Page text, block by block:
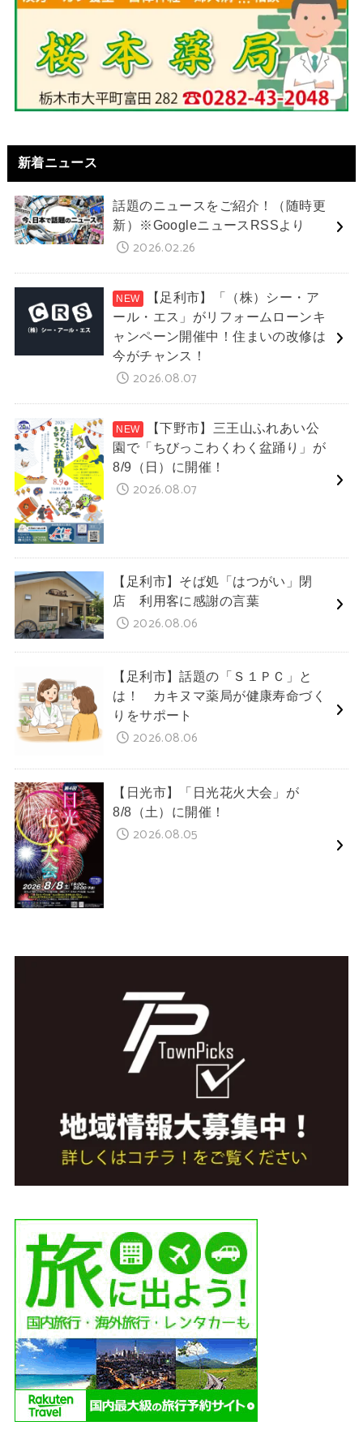
新着ニュース
話題のニュースをご紹介！（随時更
新）※GoogleニュースRSSより
2026.02.26
【足利市】「（株）シー・ア
ール・エス」がリフォームローンキ
ャンペーン開催中！住まいの改修は
今がチャンス！
2026.08.07
【下野市】三王山ふれあい公
園で「ちびっこわくわく盆踊り」が
8/9（日）に開催！
2026.08.07
【足利市】そば処「はつがい」閉
店 利用客に感謝の言葉
2026.08.06
【足利市】話題の「Ｓ１ＰＣ」と
は！ カキヌマ薬局が健康寿命づく
りをサポート
2026.08.06
【日光市】「日光花火大会」が
8/8（土）に開催！
2026.08.05